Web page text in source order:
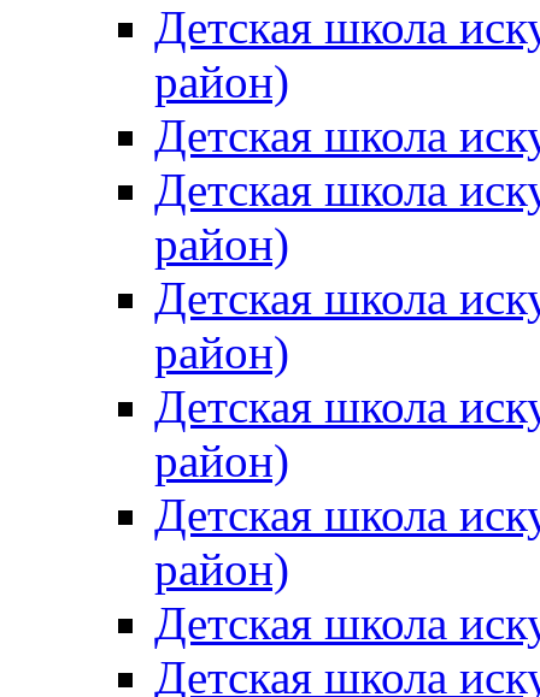
Детская школа
район)
Детская школа
Детская школа
район)
Детская школа
район)
Детская школа
район)
Детская школа
район)
Детская школа
Детская школа